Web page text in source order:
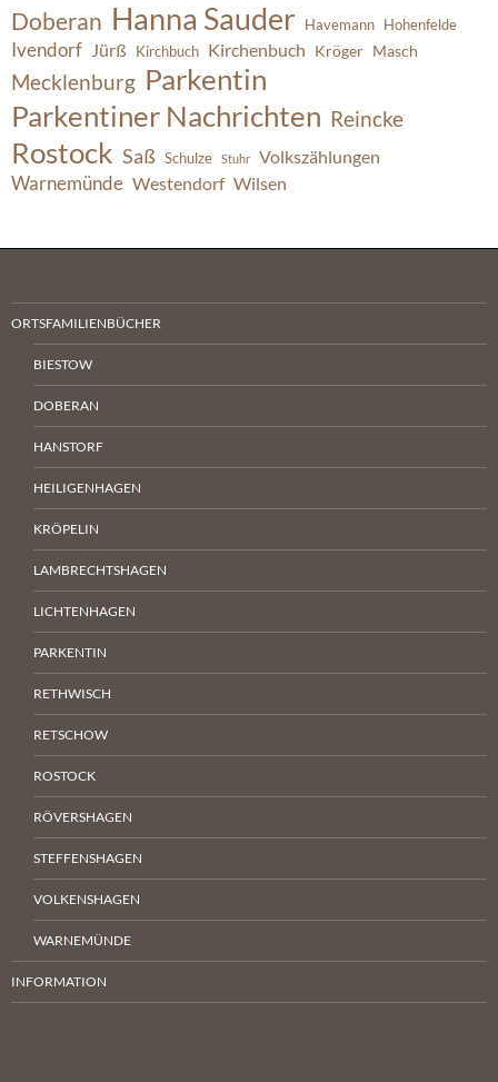
Doberan Hanna Sauder Havemann Hohenfelde
Ivendorf Jürß Kirchbuch Kirchenbuch Kröger Masch
Mecklenburg Parkentin
Parkentiner Nachrichten Reincke
Rostock Saß Schulze Stuhr Volkszählungen
Warnemünde Westendorf Wilsen
ORTSFAMILIENBÜCHER
BIESTOW
DOBERAN
HANSTORF
HEILIGENHAGEN
KRÖPELIN
LAMBRECHTSHAGEN
LICHTENHAGEN
PARKENTIN
RETHWISCH
RETSCHOW
ROSTOCK
RÖVERSHAGEN
STEFFENSHAGEN
VOLKENSHAGEN
WARNEMÜNDE
INFORMATION